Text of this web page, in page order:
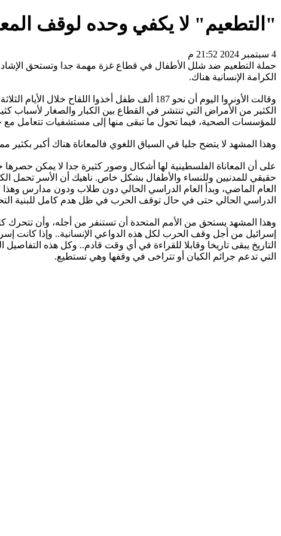
"التطعيم" لا يكفي وحده لوقف
4 سبتمبر 2024 21:52 م
حملة التطعيم ضد شلل الأطفال في قطاع غزة مهمة جدا وتستحق
الكرامة الإنسانية هناك.
وقالت الأونروا اليوم أن نحو 187 ألف طفل
الكثير من الأمراض التي تنتشر في القطاع بين الكبار والصغار
للمؤسسات الصحية، فيما تحول ما تبقى منها إلى مستشفيات تتعامل
وهذا المشهد لا يتضح جليا في السياق اللغوي فالمعاناة هناك أكبر بكثير
على أن المعاناة الفلسطينية لها أشكال وصور كثيرة جدا لا يمكن
العام الماضي، وبدأ العام الدراسي الحالي دون طلاب ودون مدارس وهذا
الدراسي الحالي حتى في حال توقف الحرب في ظل هدم كامل للبنية
وهذا المشهد يستحق من الأمم المتحدة أن تستنفر من أجله، وأن تتحرك
إسرائيل من أجل وقف الحرب لكل هذه الدواعي الإنسانية.. وإذا كانت
التاريخ يبقى تاريخا وقابلا للقراءة في أي وقت قادم.. وكل هذه
التي تدعم جرائم الكيان أو تتراخى في وقفها وهي تستطيع.